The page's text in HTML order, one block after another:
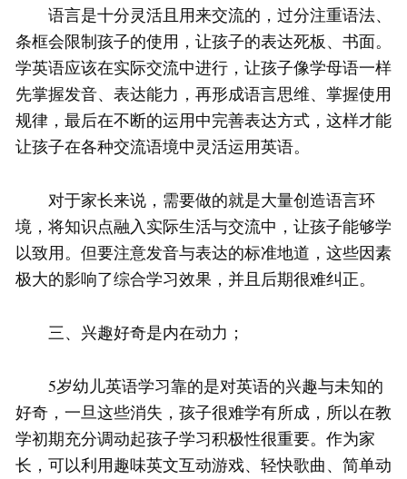
语言是十分灵活且用来交流的，过分注重语法、
条框会限制孩子的使用，让孩子的表达死板、书面。
学英语应该在实际交流中进行，让孩子像学母语一样
先掌握发音、表达能力，再形成语言思维、掌握使用
规律，最后在不断的运用中完善表达方式，这样才能
让孩子在各种交流语境中灵活运用英语。
对于家长来说，需要做的就是大量创造语言环
境，将知识点融入实际生活与交流中，让孩子能够学
以致用。但要注意发音与表达的标准地道，这些因素
极大的影响了综合学习效果，并且后期很难纠正。
三、兴趣好奇是内在动力；
5岁幼儿英语学习靠的是对英语的兴趣与未知的
好奇，一旦这些消失，孩子很难学有所成，所以在教
学初期充分调动起孩子学习积极性很重要。作为家
长，可以利用趣味英文互动游戏、轻快歌曲、简单动